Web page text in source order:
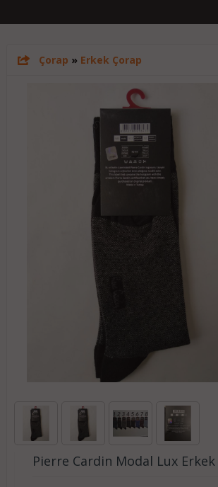
Çorap » Erkek Çorap
Pierre Cardin Modal Lux